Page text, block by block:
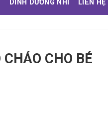
DINH DƯỠNG NHI LIÊN HỆ
CHO BÉ